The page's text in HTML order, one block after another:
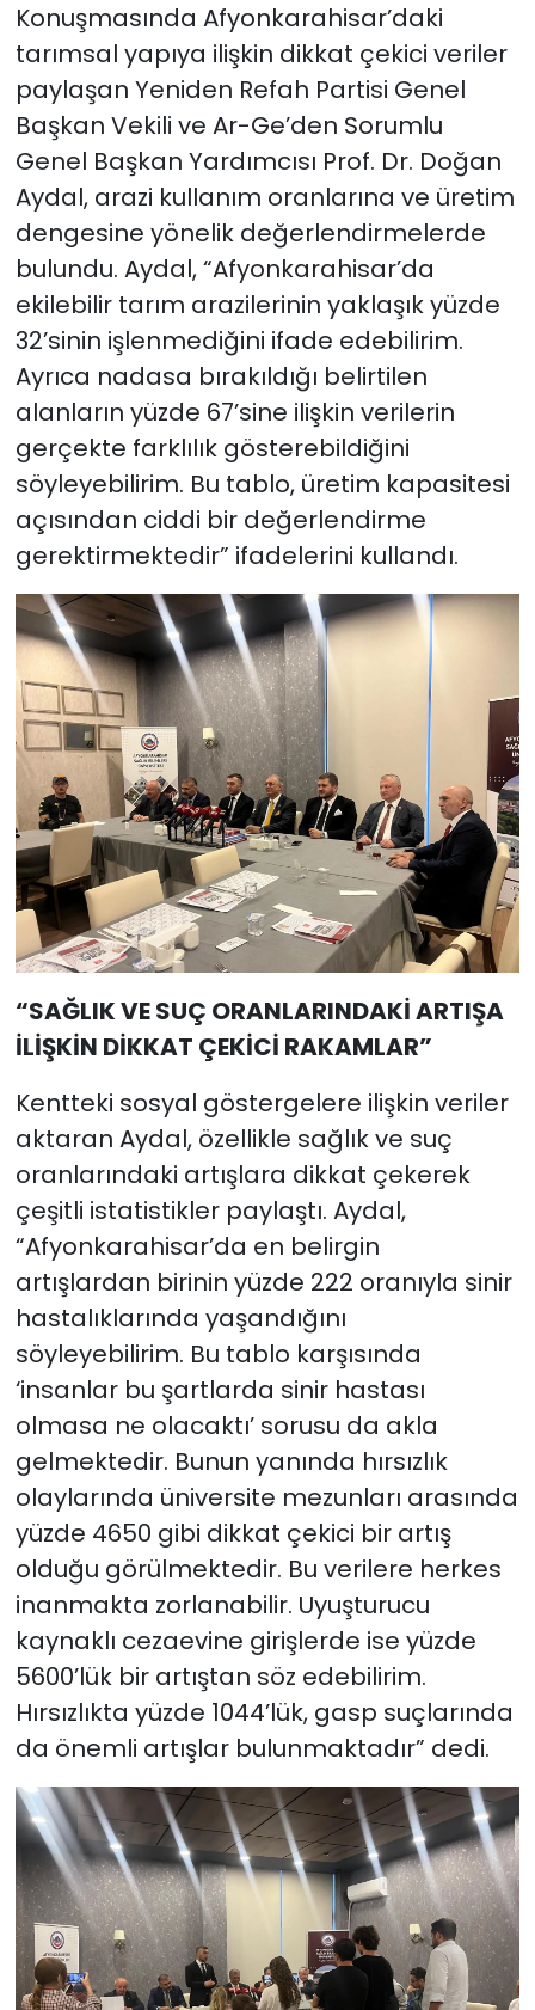
Konuşmasında Afyonkarahisar’daki
tarımsal yapıya ilişkin dikkat çekici veriler
paylaşan Yeniden Refah Partisi Genel
Başkan Vekili ve Ar-Ge’den Sorumlu
Genel Başkan Yardımcısı Prof. Dr. Doğan
Aydal, arazi kullanım oranlarına ve üretim
dengesine yönelik değerlendirmelerde
bulundu. Aydal, “Afyonkarahisar’da
ekilebilir tarım arazilerinin yaklaşık yüzde
32’sinin işlenmediğini ifade edebilirim.
Ayrıca nadasa bırakıldığı belirtilen
alanların yüzde 67’sine ilişkin verilerin
gerçekte farklılık gösterebildiğini
söyleyebilirim. Bu tablo, üretim kapasitesi
açısından ciddi bir değerlendirme
gerektirmektedir” ifadelerini kullandı.
“SAĞLIK VE SUÇ ORANLARINDAKİ ARTIŞA
İLİŞKİN DİKKAT ÇEKİCİ RAKAMLAR”
Kentteki sosyal göstergelere ilişkin veriler
aktaran Aydal, özellikle sağlık ve suç
oranlarındaki artışlara dikkat çekerek
çeşitli istatistikler paylaştı. Aydal,
“Afyonkarahisar’da en belirgin
artışlardan birinin yüzde 222 oranıyla sinir
hastalıklarında yaşandığını
söyleyebilirim. Bu tablo karşısında
‘insanlar bu şartlarda sinir hastası
olmasa ne olacaktı’ sorusu da akla
gelmektedir. Bunun yanında hırsızlık
olaylarında üniversite mezunları arasında
yüzde 4650 gibi dikkat çekici bir artış
olduğu görülmektedir. Bu verilere herkes
inanmakta zorlanabilir. Uyuşturucu
kaynaklı cezaevine girişlerde ise yüzde
5600’lük bir artıştan söz edebilirim.
Hırsızlıkta yüzde 1044’lük, gasp suçlarında
da önemli artışlar bulunmaktadır” dedi.